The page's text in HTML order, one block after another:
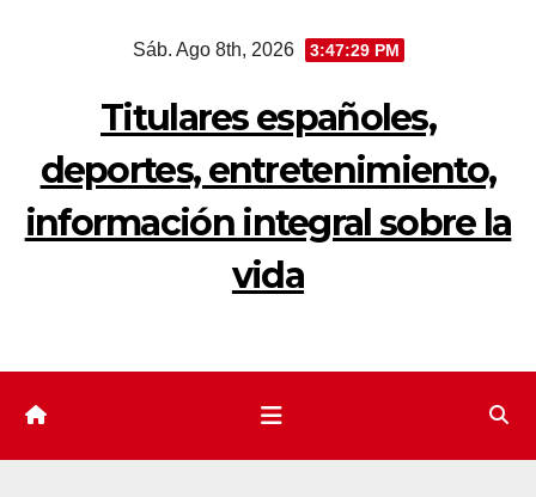
Sáb. Ago 8th, 2026 3:47:30 PM
Titulares españoles,
deportes, entretenimiento,
información integral sobre la
vida